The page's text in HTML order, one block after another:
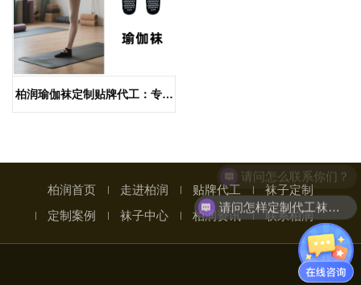
柏润瑜伽袜定制贴牌代工：专业
柏润首页 走进柏润 贴牌代工
袜子定制
定制案例
袜子中心 柏润资讯 联系柏润
请问怎么联系你们？